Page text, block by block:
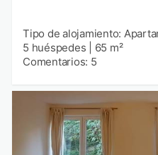
Tipo de alojamiento:
5 huéspedes
65 m²
Comentarios: 5